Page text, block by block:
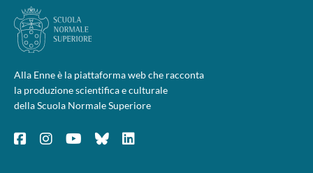
Alla Enne è la piattaforma web che racconta
la produzione scientifica e culturale
della Scuola Normale Superiore